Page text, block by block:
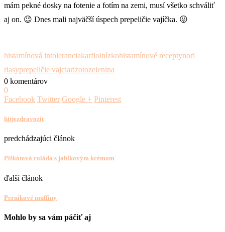
mám pekné dosky na fotenie a fotím na zemi, musí všetko schváliť
aj on. 😉 Dnes mali najväčší úspech prepeličie vajíčka. 😛
histamínová intoleranciakarfiolnízkohistamínové receptynori
riasyprepeličie vajciarizotozelenina
0 komentárov
0
Facebook Twitter Google + Pinterest
hitjezdravozit
predchádzajúci článok
Piškótová roláda s jablkovým krémom
ďalší článok
Perníkové muffiny
Mohlo by sa vám páčiť aj